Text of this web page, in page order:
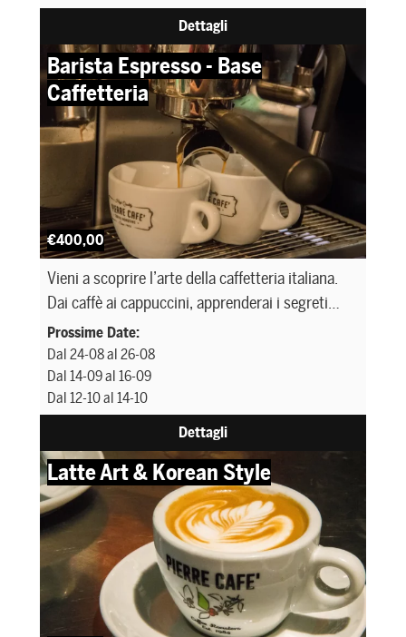
Dettagli
Barista Espresso - Base
Caffetteria
€400,00
Vieni a scoprire l’arte della caffetteria italiana.
Dai caffè ai cappuccini, apprenderai i segreti
dell’espresso perfetto provenienti da tutto il
mondo
Prossime Date:
Dal 24-08 al 26-08
Dal 14-09 al 16-09
Dal 12-10 al 14-10
Dettagli
Latte Art & Korean Style